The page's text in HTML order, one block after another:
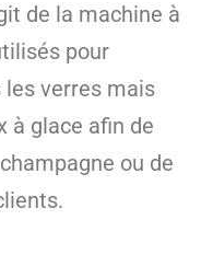
de la machine à
pour
verres mais
à glace afin de
ou de